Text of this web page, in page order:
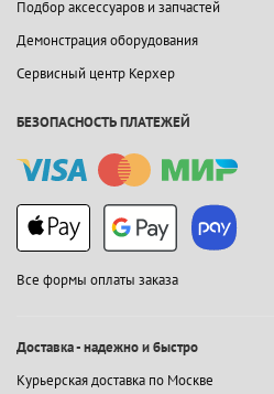
Подбор аксессуаров и запчастей
Демонстрация оборудования
Сервисный центр Керхер
БЕЗОПАСНОСТЬ ПЛАТЕЖЕЙ
Все формы оплаты заказа
Доставка - надежно и быстро
Курьерская доставка по Москве